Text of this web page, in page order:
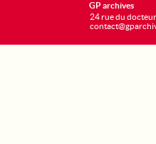
GP archives
24 rue du